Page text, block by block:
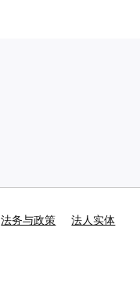
法务与政策 法人实体